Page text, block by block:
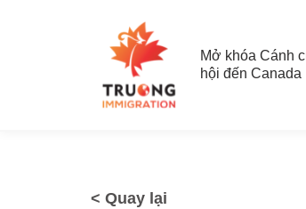
Mở khóa Cánh
hội đến Canada
< Quay lại